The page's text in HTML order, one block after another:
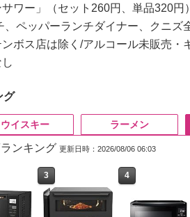
ワー」（セット260円、単品320円）
、ペッパーランチダイナー、クニズ
ボス店は除く/アルコール未販売・
グ
3 4
ウイスキー
3 4
ラーメン
3 4
ンキング 更新日時：2026/08/06 06:03
3 4